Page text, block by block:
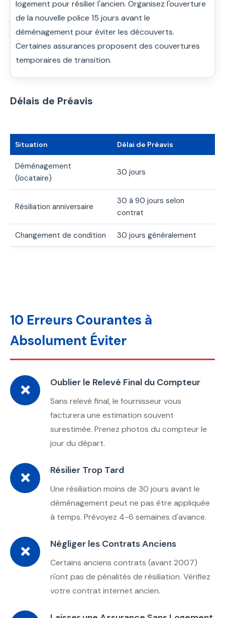
logement pour résilier l'ancien. Organisez l'ouverture
de la nouvelle police 15 jours avant le
déménagement pour éviter les découverts.
Certaines assurances proposent des couvertures
temporaires de transition.
Délais de Préavis
Situation Délai de Préavis
Déménagement
(locataire)
30 jours
Résiliation anniversaire
30 à 90 jours selon
contrat
Changement de condition 30 jours généralement
10 Erreurs Courantes à
Absolument Éviter
❌ Oublier le Relevé Final du Compteur
Sans relevé final, le fournisseur vous
facturera une estimation souvent
surestimée. Prenez photos du compteur le
jour du départ.
❌ Résilier Trop Tard
Une résiliation moins de 30 jours avant le
déménagement peut ne pas être appliquée
à temps. Prévoyez 4-6 semaines d'avance.
❌ Négliger les Contrats Anciens
Certains anciens contrats (avant 2007)
n'ont pas de pénalités de résiliation. Vérifiez
votre contrat internet ancien.